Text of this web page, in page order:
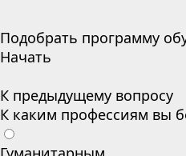
Подобрать программу
Начать
К предыдущему вопросу
К каким профессиям вы